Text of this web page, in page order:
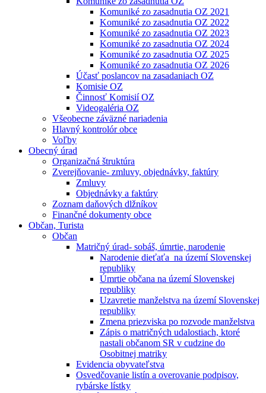
Komuniké zo zasadnutia OZ 2021
Komuniké zo zasadnutia OZ 2022
Komuniké zo zasadnutia OZ 2023
Komuniké zo zasadnutia OZ 2024
Komuniké zo zasadnutia OZ 2025
Komuniké zo zasadnutia OZ 2026
Účasť poslancov na zasadaniach OZ
Komisie OZ
Činnosť Komisií OZ
Videogaléria OZ
Všeobecne záväzné nariadenia
Hlavný kontrolór obce
Voľby
Obecný úrad
Organizačná štruktúra
Zverejňovanie- zmluvy, objednávky, faktúry
Zmluvy
Objednávky a faktúry
Zoznam daňových dlžníkov
Finančné dokumenty obce
Občan, Turista
Občan
Matričný úrad- sobáš, úmrtie, narodenie
Narodenie dieťaťa na území Slovenskej
republiky
Úmrtie občana na území Slovenskej
republiky
Uzavretie manželstva na území Slovenskej
republiky
Zmena priezviska po rozvode manželstva
Zápis o matričných udalostiach, ktoré
nastali občanom SR v cudzine do
Osobitnej matriky
Evidencia obyvateľstva
Osvedčovanie listín a overovanie podpisov,
rybárske lístky